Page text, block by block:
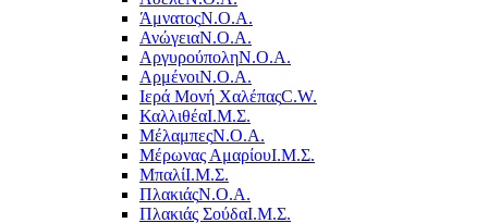
ΆμνατοςΝ.Ο.Α.
ΑνώγειαΝ.Ο.Α.
ΑργυρούποληΝ.Ο.Α.
ΑρμένοιΝ.Ο.Α.
Ιερά Μονή ΧαλέπαςC.W.
ΚαλλιθέαΙ.Μ.Σ.
ΜέλαμπεςΝ.Ο.Α.
Μέρωνας ΑμαρίουΙ.Μ.Σ.
ΜπαλίΙ.Μ.Σ.
ΠλακιάςΝ.Ο.Α.
Πλακιάς ΣούδαΙ.Μ.Σ.